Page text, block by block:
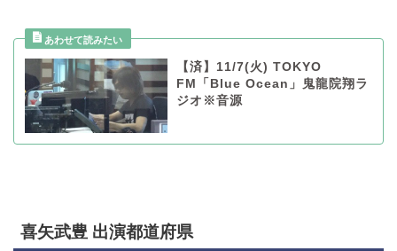
【済】11/7(火) TOKYO
FM「Blue Ocean」鬼龍院翔ラ
ジオ※音源
喜矢武豊 出演都道府県